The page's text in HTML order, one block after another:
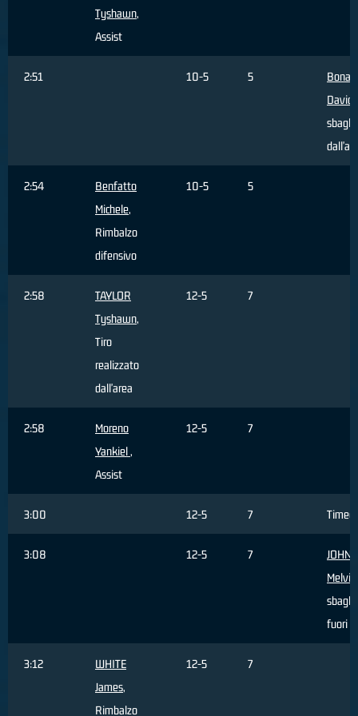
Tyshawn,
Assist
2:51 10-5 5
Davide
2:54
Benfatto
Michele,
Rimbalzo
difensivo
10-5 5
2:58
TAYLOR
Tyshawn,
Tiro
realizzato
dall'area
12-5 7
2:58
Moreno
Yankiel,
Assist
12-5 7
3:00 12-5 7
3:08 12-5 7
Melvin
fuori
3:12
WHITE
James,
Rimbalzo
12-5 7